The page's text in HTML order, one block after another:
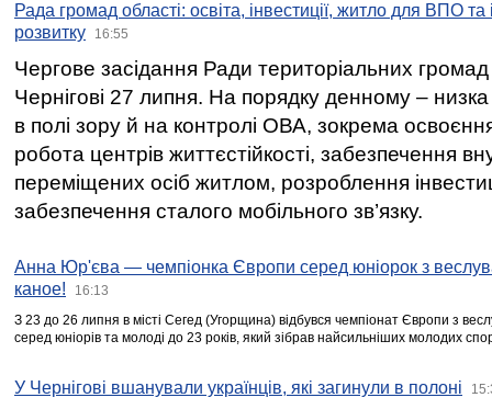
Рада громад області: освіта, інвестиції, житло для ВПО
розвитку
16:55
Чергове засідання Ради територіальних громад
Чернігові 27 липня. На порядку денному –
в полі зору й на контролі ОВА, зокрема освоєння
робота центрів життєстійкості, забезпечення
переміщених осіб житлом, розроблення
забезпечення сталого мобільного зв’язку.
Анна Юр'єва — чемпіонка Європи серед юніорок з
каное!
16:13
З 23 до 26 липня в місті Сегед (Угорщина) відбувся чемпіонат Європи з
серед юніорів та молоді до 23 років, який зібрав найсильніших молодих
У Чернігові вшанували українців, які загинули в полоні